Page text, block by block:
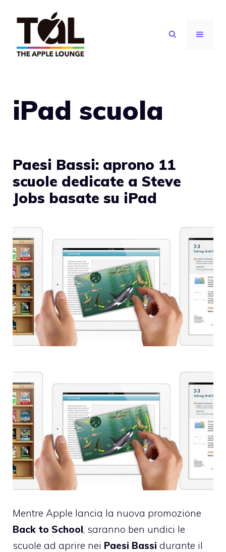
contenuto
MENU
iPad scuola
Paesi Bassi: aprono 11
scuole dedicate a Steve
Jobs basate su iPad
Mentre Apple lancia la nuova promozione
Back to School, saranno ben undici le
scuole ad aprire nei Paesi Bassi durante il